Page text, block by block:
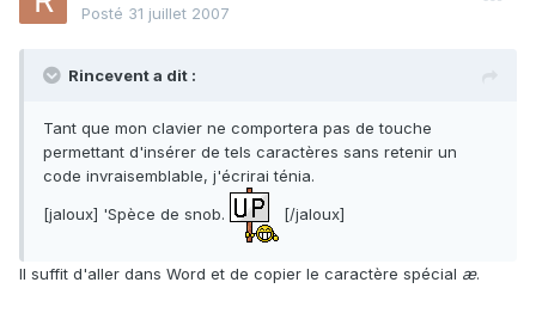
Posté 31 juillet 2007
Rincevent a dit :
Tant que mon clavier ne comportera pas de touche
permettant d'insérer de tels caractères sans retenir un
code invraisemblable, j'écrirai ténia.
[jaloux] 'Spèce de snob.
[/jaloux]
Il suffit d'aller dans Word et de copier le caractère spécial æ.